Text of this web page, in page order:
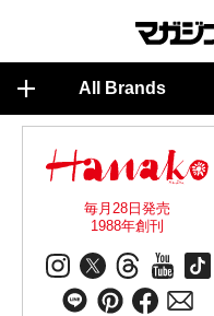
All Brands
毎月28日発売
1988年創刊